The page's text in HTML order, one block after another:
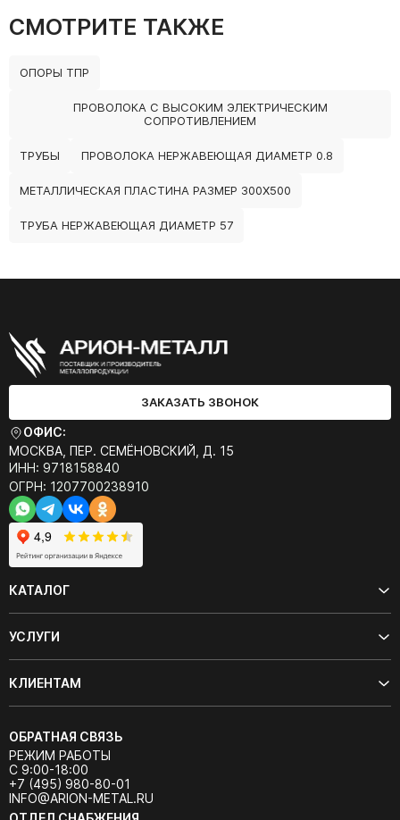
СМОТРИТЕ ТАКЖЕ
ОПОРЫ ТПР
ПРОВОЛОКА С ВЫСОКИМ ЭЛЕКТРИЧЕСКИМ
СОПРОТИВЛЕНИЕМ
ТРУБЫ ПРОВОЛОКА НЕРЖАВЕЮЩАЯ ДИАМЕТР 0.8
МЕТАЛЛИЧЕСКАЯ ПЛАСТИНА РАЗМЕР 300Х500
ТРУБА НЕРЖАВЕЮЩАЯ ДИАМЕТР 57
ЗАКАЗАТЬ ЗВОНОК
ОФИС:
МОСКВА, ПЕР. СЕМЁНОВСКИЙ, Д. 15
ИНН: 9718158840
ОГРН: 1207700238910
КАТАЛОГ
УСЛУГИ
КЛИЕНТАМ
ОБРАТНАЯ СВЯЗЬ
РЕЖИМ РАБОТЫ
С 9:00-18:00
+7 (495) 980-80-01
INFO@ARION-METAL.RU